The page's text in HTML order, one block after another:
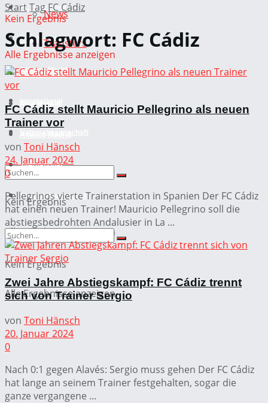
FC Barcelona
Real Madrid
Atletico Madrid
Kein Ergebnis
Alle Ergebnisse anzeigen
News
Transfers
FC Barcelona
Real Madrid
International
Nationalmannschaft
Kein Ergebnis
Alle Ergebnisse anzeigen
Kein Ergebnis
Alle Ergebnisse anzeigen
StartTag FC Cádiz
Schlagwort: FC Cádiz
FC Cádiz stellt Mauricio Pellegrino als neuen
Trainer vor
von Toni Hänsch
24. Januar 2024
0
Pellegrinos vierte Trainerstation in Spanien Der FC Cádiz
hat einen neuen Trainer! Mauricio Pellegrino soll die
abstiegsbedrohten Andalusier in La ...
Zwei Jahre Abstiegskampf: FC Cádiz trennt
sich von Trainer Sergio
von Toni Hänsch
20. Januar 2024
0
Nach 0:1 gegen Alavés: Sergio muss gehen Der FC Cádiz
hat lange an seinem Trainer festgehalten, sogar die
ganze vergangene ...